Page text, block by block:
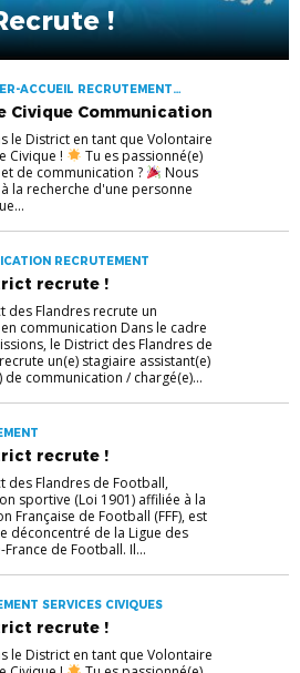
!
ACCUEIL RECRUTEMENT
CIVIQUES
Civique Communication
le District en tant que Volontaire
Civique !
Tu es passionné(e)
de communication ?
Nous
la recherche d'une personne
RECRUTEMENT
recrute !
des Flandres recrute un
communication Dans le cadre
le District des Flandres de
un(e) stagiaire assistant(e)
de communication / chargé(e)...
recrute !
des Flandres de Football,
sportive (Loi 1901) affiliée à la
Française de Football (FFF), est
déconcentré de la Ligue des
France de Football. Il...
SERVICES CIVIQUES
recrute !
le District en tant que Volontaire